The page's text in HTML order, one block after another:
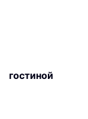
гостиной